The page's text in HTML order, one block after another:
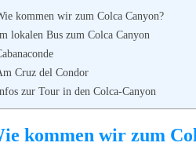
kommen wir zum Colca Canyon?
lokalen Bus zum Colca Canyon
Cruz del Condor
zur Tour in den Colca-Canyon
kommen wir zum